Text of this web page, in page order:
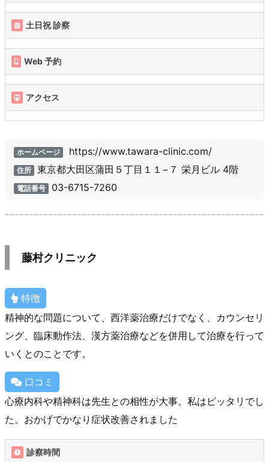
土日祝 診察
Web 予約
アクセス
ホームページ https://www.tawara-clinic.com/
住所 東京都大田区蒲田５丁目１１−７ 栄月ビル 4階
電話番号 03-6715-7260
藤村クリニック
特徴
精神的な問題について、西洋薬治療だけでなく、カウンセリ
ング、臨床動作法、漢方薬治療などを併用して治療を行って
いくとのことです。
口コミ
心療内科や精神科は先生との相性が大事。私はピッタリでし
た。おかげでかなり症状改善されました
診察時間